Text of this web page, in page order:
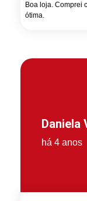
Boa loja. Comprei
ótima.
Daniela
há 4 anos